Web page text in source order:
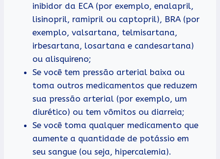
inibidor da ECA (por exemplo, enalapril,
lisinopril, ramipril ou captopril), BRA (por
exemplo, valsartana, telmisartana,
irbesartana, losartana e candesartana)
ou alisquireno;
Se você tem pressão arterial baixa ou
toma outros medicamentos que reduzem
sua pressão arterial (por exemplo, um
diurético) ou tem vômitos ou diarreia;
Se você toma qualquer medicamento que
aumente a quantidade de potássio em
seu sangue (ou seja, hipercalemia).